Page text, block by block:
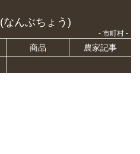
(なんぶちょう)
- 市町村 -
商品
農家記事